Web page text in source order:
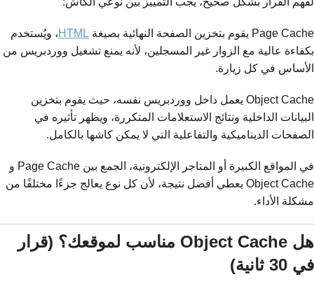
Page Cache يقوم بتخزين الصفحة النهائية بصيغة HTML، ويُستخدم
بكفاءة عالية مع الزوار غير المسجلين، لأنه يمنع تشغيل ووردبريس من
الأساس في كل زيارة.
Object Cache يعمل داخل ووردبريس نفسه، حيث يقوم بتخزين
البيانات الداخلية ونتائج الاستعلامات المتكررة، ويظهر تأثيره في
الصفحات الديناميكية والتفاعلية التي لا يمكن كاشها بالكامل.
في المواقع الكبيرة أو المتاجر الإلكترونية، الجمع بين Page Cache و
Object Cache يعطي أفضل نتيجة، لأن كل نوع يعالج جزءًا مختلفًا من
مشكلة الأداء.
هل Object Cache مناسب لموقعك؟ (قرار
في 30 ثانية)